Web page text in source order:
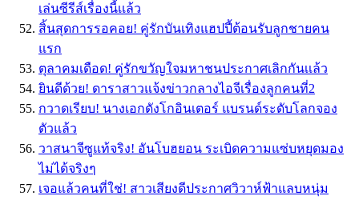
เล่นซีรีส์เรื่องนี้เเล้ว
สิ้นสุดการรอคอย! คู่รักบันเทิงแฮปปี้ต้อนรับลูกชายคน
แรก
ตุลาคมเดือด! คู่รักขวัญใจมหาชนประกาศเลิกกันเเล้ว
ยินดีด้วย! ดาราสาวแจ้งข่าวกลางไอจีเรื่องลูกคนที่2
กวาดเรียบ! นางเอกดังโกอินเตอร์ แบรนด์ระดับโลกจอง
ตัวแล้ว
วาสนาจีซูแท้จริง! อันโบฮยอน ระเบิดความแซ่บหยุดมอง
ไม่ได้จริงๆ
เจอแล้วคนที่ใช่! สาวเสียงดีประกาศวิวาห์ฟ้าแลบหนุ่ม